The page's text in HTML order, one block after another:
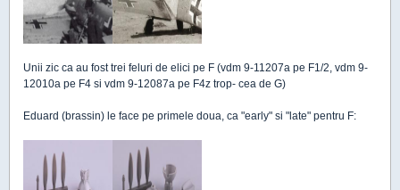
Unii zic ca au fost trei feluri de elici pe F (vdm 9-11207a pe F1/2, vdm 9-
12010a pe F4 si vdm 9-12087a pe F4z trop- cea de G)
Eduard (brassin) le face pe primele doua, ca "early" si "late" pentru F: